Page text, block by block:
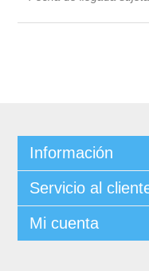
Información
Servicio al
Mi cuenta